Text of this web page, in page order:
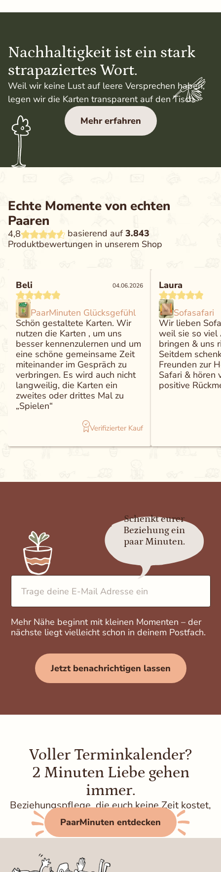
Nachhaltigkeit ist ein stark
strapaziertes Wort.
Weil wir keine Lust auf leere Versprechen haben,
legen wir die Karten transparent auf den Tisch.
Mehr erfahren
Echte Momente von echten
Paaren
4,8 basierend auf 3.843
Produktbewertungen in unserem Shop
Beli 04.06.2026
PaarMinuten Glücksgefühl
Schön gestaltete Karten. Wir
nutzen die Karten , um uns
besser kennenzulernen und um
eine schöne gemeinsame Zeit
miteinander im Gespräch zu
verbringen. Es wird auch nicht
langweilig, die Karten ein
zweites oder drittes Mal zu
„Spielen“
Verifizierter Kauf
Laura
Sofasafari
Wir lieben
weil sie so
bringen & uns
Seitdem
Freunden zur
Safari & hören
positive
Schenkt eurer
Beziehung ein
paar Minuten.
E-Mail-Adresse
Mehr Nähe beginnt mit kleinen Momenten – der
nächste liegt vielleicht schon in deinem Postfach.
Jetzt benachrichtigen lassen
Voller Terminkalender?
2 Minuten Liebe gehen
immer.
Beziehungspflege, die euch keine Zeit kostet,
sondern Energie zurückgibt.
PaarMinuten entdecken